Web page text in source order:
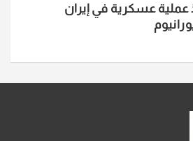
عملية عسكرية في إيران